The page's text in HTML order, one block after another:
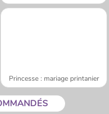
Princesse : mariage printanier